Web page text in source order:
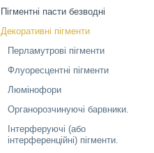
Пігментні пасти безводні
Декоративні пігменти
Перламутрові пігменти
Флуоресцентні пігменти
Люмінофори
Органорозчинуючі барвники.
Інтерферуючі (або
інтерференційні) пігменти.